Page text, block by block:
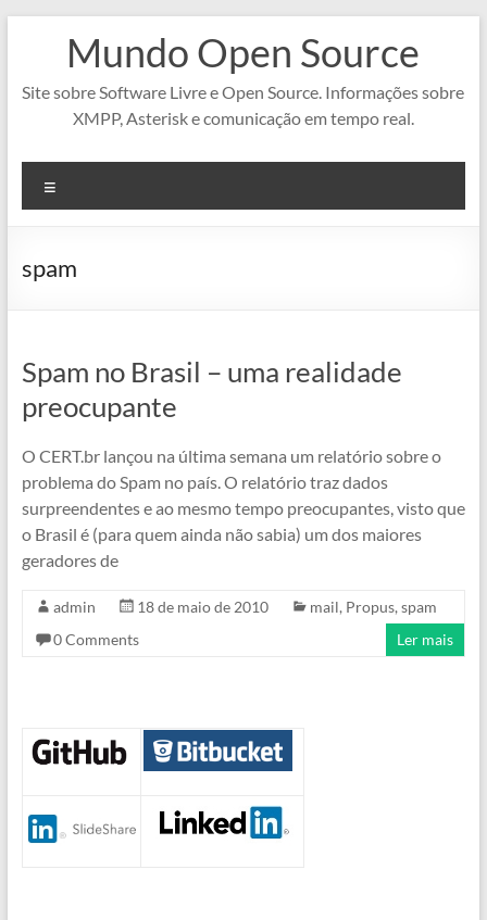
conteúdo
Mundo Open Source
Site sobre Software Livre e Open Source. Informações sobre
XMPP, Asterisk e comunicação em tempo real.
spam
Spam no Brasil – uma realidade
preocupante
O CERT.br lançou na última semana um relatório sobre o
problema do Spam no país. O relatório traz dados
surpreendentes e ao mesmo tempo preocupantes, visto que
o Brasil é (para quem ainda não sabia) um dos maiores
geradores de
admin 18 de maio de 2010 mail, Propus, spam
0 Comments
Ler mais